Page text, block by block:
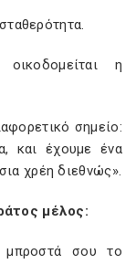
η
σημείο:
και έχουμε ένα
χρέη διεθνώς».
μέλος:
μπροστά σου το